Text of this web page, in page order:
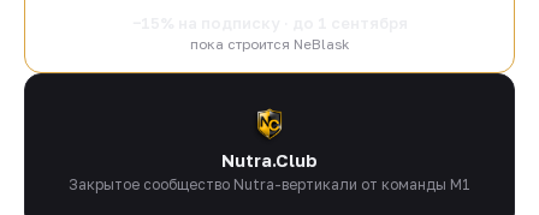
пока строится NeBlask
Nutra.Club
Закрытое сообщество Nutra-вертикали от команды M1